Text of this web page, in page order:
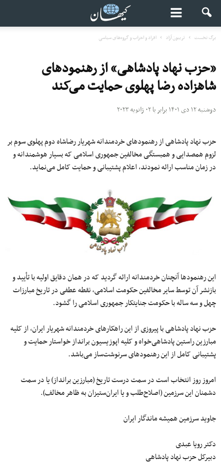
برگ نخست تریبون آزاد افراد و احزاب و گروه‌های سیاسی
«حزب نهاد پادشاهی» از رهنمودهای
شاهزاده رضا پهلوی حمایت می‌کند
دوشنبه ۱۲ دی ۱۴۰۱ برابر با ۰۲ ژانویه ۲۰۲۳
حزب نهاد پادشاهی از رهنمودهای خردمندانه شهریار رضاشاه دوم پهلوی سوم بر
لزوم همصدایی و همبستگی مخالفین جمهوری اسلامی که بسیار هوشمندانه و
در زمان مناسب ارائه نمودند، اعلام پشتیبانی و حمایت کامل می‌‌نماید.
این رهنمودها آنچنان خردمندانه ارائه گردید که در همان دقایق اولیه با تأیید و
بازنشر آن توسط سایر مخالفین حکومت اسلامی، نقطه عطفی در تاریخ مبارزات
چهل و سه ساله با حکومت جنایتکار جمهوری اسلامی را گشود.
حزب نهاد پادشاهی با پیروزی از این راهکارهای خردمندانه شهریار ایران، از کلیه
مبارزین راستین پادشاهی‌خواه و کلیه اپوزیسیون برانداز خواستار حمایت و
پشتیبانی کامل از این رهنمودهای سرنوشت‌ساز می‌باشد.
امروز روز انتخاب است در سمت درست تاریخ (مبارزین برانداز) یا در سمت
دشمنان این سرزمین (اصلاح‌طلب و یا ایران‌ستیزان به ظاهر مخالف).
جاوید سرزمین همیشه ماندگار ایران
دکتر رویا عبدی
دبیرکل حزب نهاد پادشاهی